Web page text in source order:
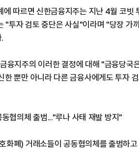
에 따르면 신한금융지주는 지난 4월 코빗
"투자 검토 중단은 사실"이라며 "당장 가
융지주의 이러한 결정에 대해 "금융당국
한 뿐만 아니라 다른 금융사에게도 투자
협의체 출범..."루나 사태 재발 방지"
화폐) 거래소들이 공동협의체를 출범하